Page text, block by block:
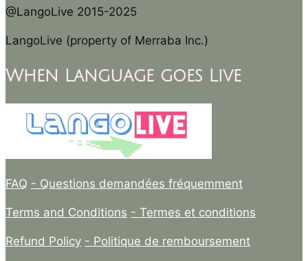
@LangoLive 2015-2025
LangoLive (property of Merraba Inc.)
When Language goes Live
FAQ - Questions demandées fréquemment
Terms and Conditions - Termes et conditions
Refund Policy - Politique de remboursement